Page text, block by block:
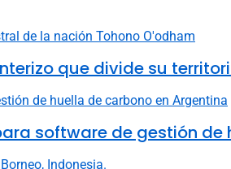
que divide su
software de gestión de